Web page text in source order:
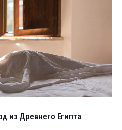
из Древнего Египта